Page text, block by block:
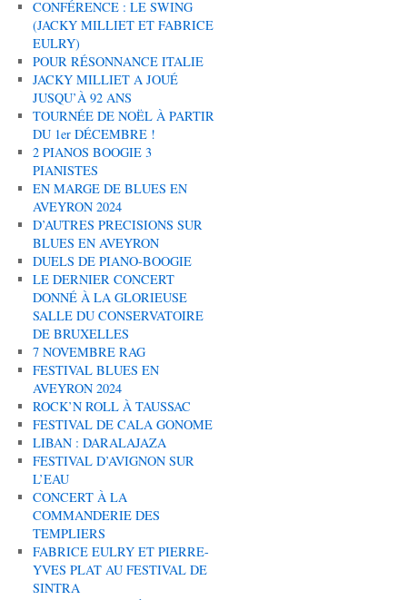
CONFÉRENCE : LE SWING
(JACKY MILLIET ET FABRICE
EULRY)
POUR RÉSONNANCE ITALIE
JACKY MILLIET A JOUÉ
JUSQU’À 92 ANS
TOURNÉE DE NOËL À PARTIR
DU 1er DÉCEMBRE !
2 PIANOS BOOGIE 3
PIANISTES
EN MARGE DE BLUES EN
AVEYRON 2024
D’AUTRES PRECISIONS SUR
BLUES EN AVEYRON
DUELS DE PIANO-BOOGIE
LE DERNIER CONCERT
DONNÉ À LA GLORIEUSE
SALLE DU CONSERVATOIRE
DE BRUXELLES
7 NOVEMBRE RAG
FESTIVAL BLUES EN
AVEYRON 2024
ROCK’N ROLL À TAUSSAC
FESTIVAL DE CALA GONOME
LIBAN : DARALAJAZA
FESTIVAL D’AVIGNON SUR
L’EAU
CONCERT À LA
COMMANDERIE DES
TEMPLIERS
FABRICE EULRY ET PIERRE-
YVES PLAT AU FESTIVAL DE
SINTRA